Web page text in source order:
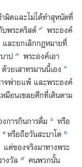
ผิด​และ​ไม่​ได้​ทำ​สุหนัต​ที่​
พระ​คริสต์ ๙ พระองค์​
และ​ยก​เลิก​กฎหมาย​ที่​
าป ๓ พระองค์​เอา​
ด้วย​เสา​ทรมาน​นี้​เอง *
จ​พ่าย​แพ้ และ​พระองค์​
มือน​เชลย​ศึก​ที่​เดิน​ตาม​
การ​กิน​การ​ดื่ม ๖ หรือ​
๑ หรือ​ถือ​วัน​สะบาโต ๒
แต่​ของ​จริง​มา​ทาง​พระ​
งวัล ๕ คน​พวก​นั้น​